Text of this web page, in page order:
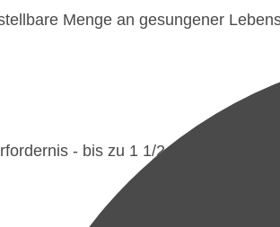
Menge an gesun­gener
- bis zu 1 1/2 Stunden.